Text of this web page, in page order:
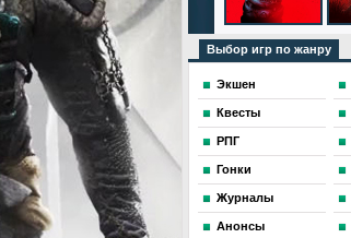
Выбор игр по жанру
Экшен
Квесты
РПГ
Гонки
Журналы
Анонсы